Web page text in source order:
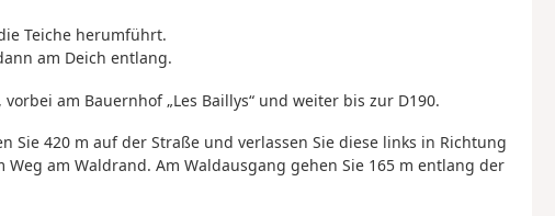
Teiche herumführt.
am Deich entlang.
am Bauernhof „Les Baillys“ und weiter bis zur D190.
Sie 420 m auf der Straße und verlassen Sie diese links in Richtung
am Waldrand. Am Waldausgang gehen Sie 165 m entlang der